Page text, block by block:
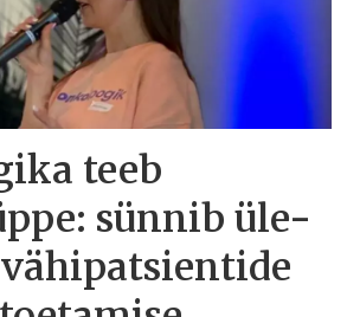
teeb
sünnib üle-